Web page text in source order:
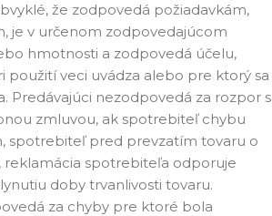
že zodpovedá požiadavkám,
je v určenom zodpovedajúcom
hmotnosti a zodpovedá účelu,
použití veci uvádza alebo pre ktorý sa
Predávajúci nezodpovedá za rozpor s
zmluvou, ak spotrebiteľ chybu
spotrebiteľ pred prevzatím tovaru o
reklamácia spotrebiteľa odporuje
doby trvanlivosti tovaru.
za chyby pre ktoré bola